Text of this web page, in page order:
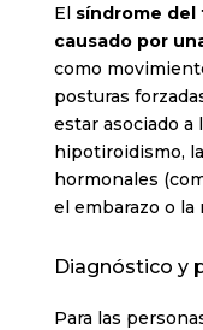
El síndrome
causado por
como
posturas
estar asociado
hipotiroidismo,
hormonales
el embarazo o la
Diagnóstico y
Para las